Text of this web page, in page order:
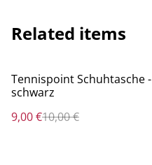
Related items
%
Tennispoint Schuhtasche -
schwarz
9,00 €10,00 €